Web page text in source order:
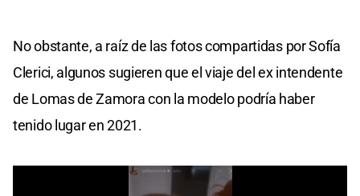
No obstante, a raíz de las fotos compartidas por Sofía
Clerici, algunos sugieren que el viaje del ex intendente
de Lomas de Zamora con la modelo podría haber
tenido lugar en 2021.